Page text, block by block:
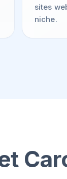
sites
niche.